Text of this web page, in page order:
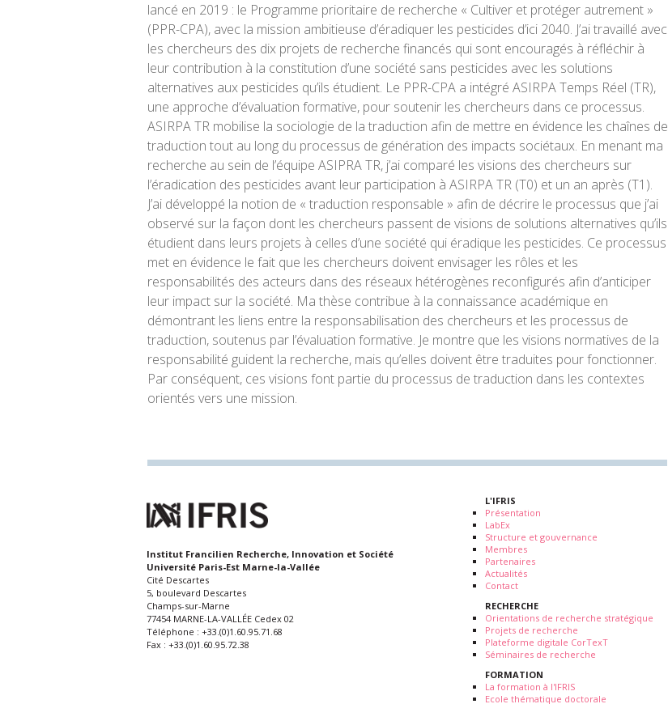
lancé en 2019 : le Programme prioritaire de recherche « Cultiver et protéger autrement »
(PPR-CPA), avec la mission ambitieuse d’éradiquer les pesticides d’ici 2040. J’ai travaillé avec
les chercheurs des dix projets de recherche financés qui sont encouragés à réfléchir à
leur contribution à la constitution d’une société sans pesticides avec les solutions
alternatives aux pesticides qu’ils étudient. Le PPR-CPA a intégré ASIRPA Temps Réel (TR),
une approche d’évaluation formative, pour soutenir les chercheurs dans ce processus.
ASIRPA TR mobilise la sociologie de la traduction afin de mettre en évidence les chaînes de
traduction tout au long du processus de génération des impacts sociétaux. En menant ma
recherche au sein de l’équipe ASIPRA TR, j’ai comparé les visions des chercheurs sur
l’éradication des pesticides avant leur participation à ASIRPA TR (T0) et un an après (T1).
J’ai développé la notion de « traduction responsable » afin de décrire le processus que j’ai
observé sur la façon dont les chercheurs passent de visions de solutions alternatives qu’ils
étudient dans leurs projets à celles d’une société qui éradique les pesticides. Ce processus
met en évidence le fait que les chercheurs doivent envisager les rôles et les
responsabilités des acteurs dans des réseaux hétérogènes reconfigurés afin d’anticiper
leur impact sur la société. Ma thèse contribue à la connaissance académique en
démontrant les liens entre la responsabilisation des chercheurs et les processus de
traduction, soutenus par l’évaluation formative. Je montre que les visions normatives de la
responsabilité guident la recherche, mais qu’elles doivent être traduites pour fonctionner.
Par conséquent, ces visions font partie du processus de traduction dans les contextes
orientés vers une mission.
Institut Francilien Recherche, Innovation et Société
Université Paris-Est Marne-la-Vallée
Cité Descartes
5, boulevard Descartes
Champs-sur-Marne
77454 MARNE-LA-VALLÉE Cedex 02
Téléphone : +33.(0)1.60.95.71.68
Fax : +33.(0)1.60.95.72.38
L'IFRIS
Présentation
LabEx
Structure et gouvernance
Membres
Partenaires
Actualités
Contact
RECHERCHE
Orientations de recherche stratégique
Projets de recherche
Plateforme digitale CorTexT
Séminaires de recherche
FORMATION
La formation à l'IFRIS
Ecole thématique doctorale